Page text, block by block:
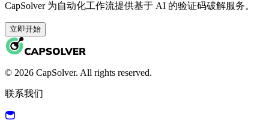
CapSolver 为自动化工作流提供基于 AI 的验证码破解服务。
立即开始
© 2026 CapSolver. All rights reserved.
联系我们